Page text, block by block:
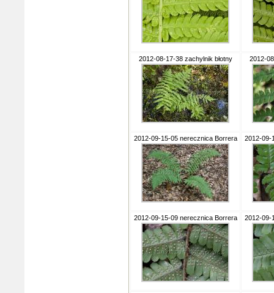
2012-08-17-38 zachylnik błotny 2012-
2012-09-15-05 nerecznica Borrera 2012-09-
2012-09-15-09 nerecznica Borrera 2012-09-